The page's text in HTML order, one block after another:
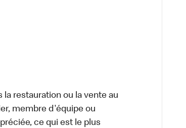
restauration ou la vente au
membre d'équipe ou
ce qui est le plus